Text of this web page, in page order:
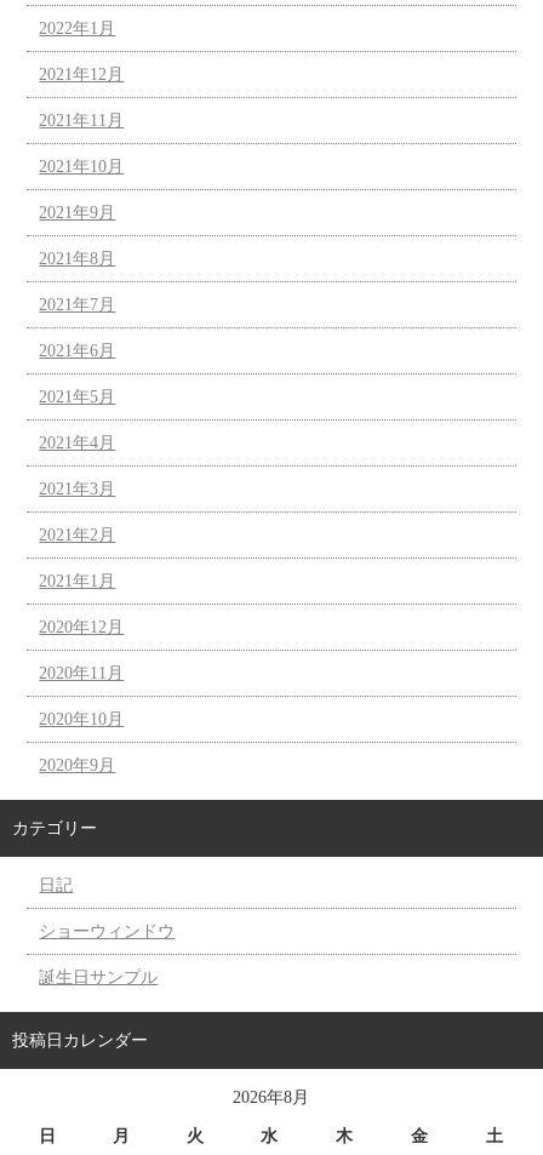
2022年1月
2021年12月
2021年11月
2021年10月
2021年9月
2021年8月
2021年7月
2021年6月
2021年5月
2021年4月
2021年3月
2021年2月
2021年1月
2020年12月
2020年11月
2020年10月
2020年9月
カテゴリー
日記
ショーウィンドウ
誕生日サンプル
投稿日カレンダー
2026年8月
日 月 火 水 木 金 土